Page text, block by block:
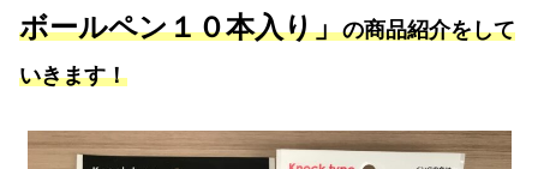
ボールペン１０本入り」の商品紹介をして
いきます！